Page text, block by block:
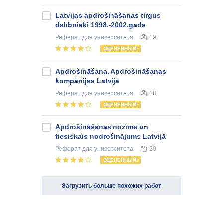
Latvijas apdrošināšanas tirgus
dalībnieki 1998.-2002.gads
Реферат для университета 19
ОЦЕНЕННЫЙ!
Apdrošināšana. Apdrošināšanas
kompānijas Latvijā
Реферат для университета 18
ОЦЕНЕННЫЙ!
Apdrošināšanas nozīme un
tiesiskais nodrošinājums Latvijā
Реферат для университета 20
ОЦЕНЕННЫЙ!
Загрузить больше похожих работ